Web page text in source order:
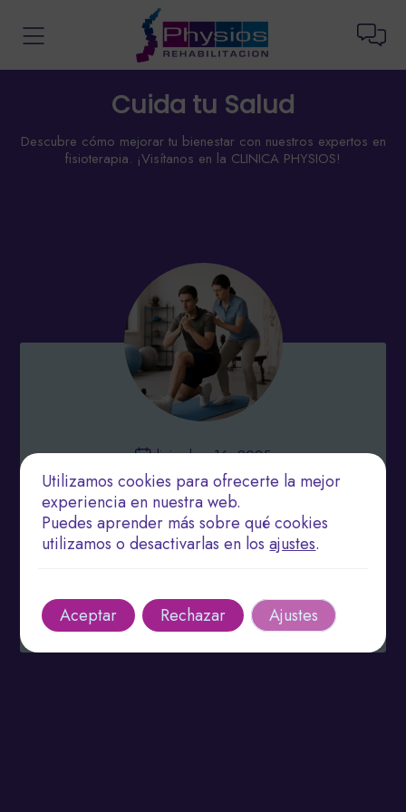
Cuida tu Salud
Descubre cómo mejorar tu bienestar con nuestros expertos en
fisioterapia. ¡Visítanos en la CLINICA PHYSIOS!
diciembre 16, 2025
Rehabilitación Funcional: Cómo Maximizar el
Rendimiento a Través de la Fisioterapia
La fisioterapia mejora el rendimiento y previene
Leer más
Utilizamos cookies para ofrecerte la mejor
experiencia en nuestra web.
Puedes aprender más sobre qué cookies
utilizamos o desactivarlas en losajustes.
Aceptar Rechazar Ajustes